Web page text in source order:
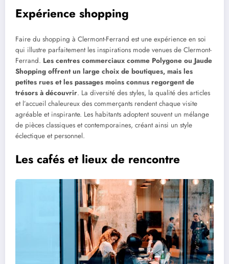
Expérience shopping
Faire du shopping à Clermont-Ferrand est une expérience en soi
qui illustre parfaitement les inspirations mode venues de Clermont-
Ferrand. Les centres commerciaux comme Polygone ou Jaude
Shopping offrent un large choix de boutiques, mais les
petites rues et les passages moins connus regorgent de
trésors à découvrir. La diversité des styles, la qualité des articles
et l’accueil chaleureux des commerçants rendent chaque visite
agréable et inspirante. Les habitants adoptent souvent un mélange
de pièces classiques et contemporaines, créant ainsi un style
éclectique et personnel.
Les cafés et lieux de rencontre